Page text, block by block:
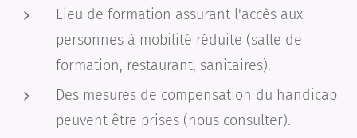
Lieu de formation assurant l'accès aux
personnes à mobilité réduite (salle de
formation, restaurant, sanitaires).
Des mesures de compensation du handicap
peuvent être prises (nous consulter).